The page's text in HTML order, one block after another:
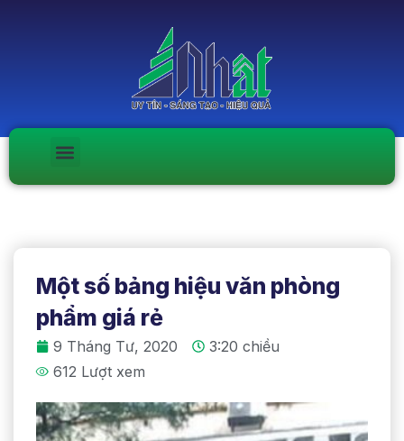
Một số bảng hiệu văn phòng
phẩm giá rẻ
9 Tháng Tư, 2020
3:20 chiều
612 Lượt xem